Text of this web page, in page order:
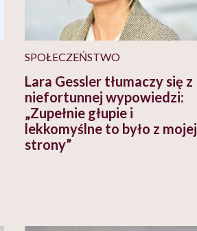
SPOŁECZEŃSTWO
Lara Gessler tłumaczy się z
niefortunnej wypowiedzi:
„Zupełnie głupie i
lekkomyślne to było z mojej
strony”